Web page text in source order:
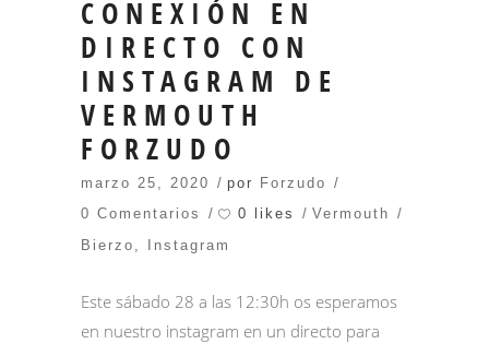
CONEXIÓN EN
DIRECTO CON
INSTAGRAM DE
VERMOUTH
FORZUDO
marzo 25, 2020 por
Forzudo
0 Comentarios
0 likes
Vermouth
Bierzo , Instagram
Este sábado 28 a las 12:30h os esperamos
en nuestro instagram en un directo para